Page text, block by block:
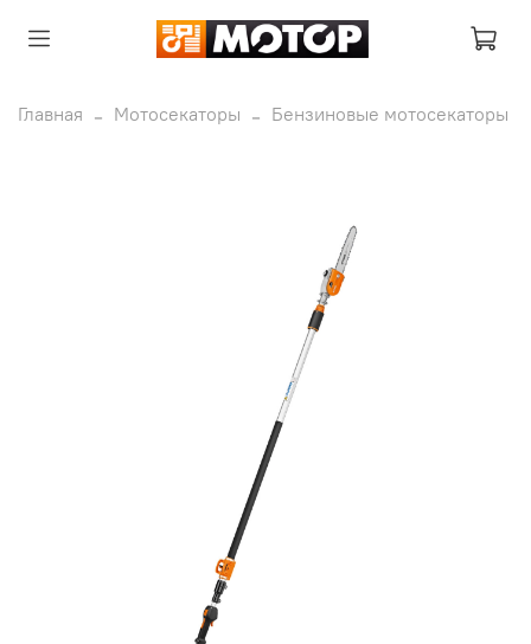
Главная Мотосекаторы Бензиновые мотосекаторы